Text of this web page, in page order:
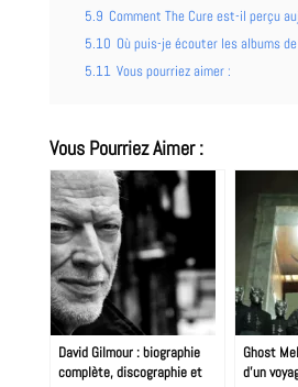
5.9 Comment The Cure est-il perçu
5.10 Où puis-je écouter les albums
5.11 Vous pourriez aimer :
Vous Pourriez Aimer :
David Gilmour : biographie
complète, discographie et
Ghost
d’un